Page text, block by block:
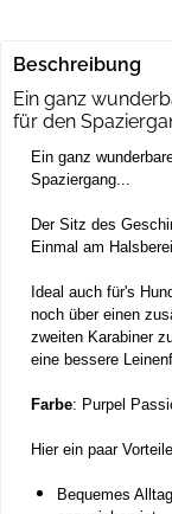
Beschreibung
Ein ganz
für den
Ein ganz
Spaziergang...
Der Sitz des
Einmal am
Ideal auch für's
noch über einen
zweiten Karabiner
eine bessere
Farbe: Purpel
Hier ein paar
Bequemes